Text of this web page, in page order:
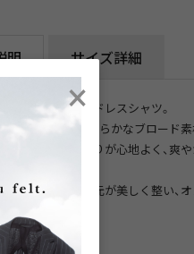
明 サイズ詳細
材のサックス無地ドレスシャツ。
クスカラーに、なめらかなブロード
感とソフトな肌触りが心地よく、爽
ン仕様により襟元が美しく整い、
だけます。
×